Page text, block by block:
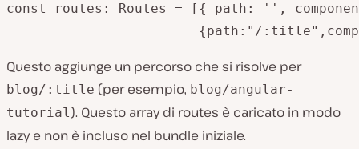
const routes: Routes = [{ path: '',
Questo aggiunge un percorso che si risolve per
blog/:title (per esempio, blog/angular-
tutorial). Questo array di routes è caricato in modo
lazy e non è incluso nel bundle iniziale.